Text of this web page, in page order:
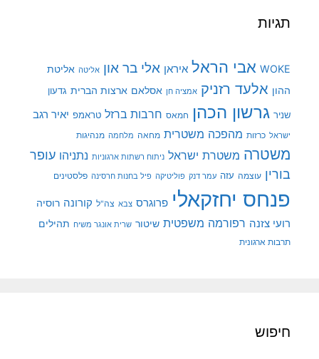
תגיות
WOKE אבי הראל איראן אלי בר און אליטה אליטת
ההון אלעד רזניק אמציה חן אסלאם ארצות הברית גדעון
שניר גרשון הכהן חמאס חרבות ברזל טראמפ יאיר רגב
ישראל כרזות מהפכה משטרית מחאה מלחמה מנהיגות
משטרה משטרת ישראל ניתוח רשתות ארגוניות נתניהו עופר
בורין עוצמה עזה עמר דנק פוליטיקה פיל בחנות חרסינה פלסטינים
פנחס יחזקאלי פרוגרס צבא צה"ל קורונה רוסיה
רועי צזנה רפורמה משפטית שיטור שרית אונגר משיח תהילים
תרבות ארגונית
חיפוש